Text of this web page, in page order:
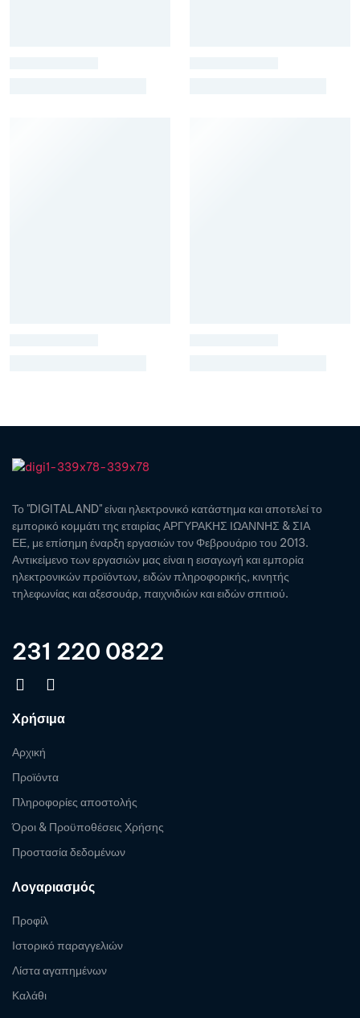
Το "DIGITALAND" είναι ηλεκτρονικό κατάστημα και αποτελεί το
εμπορικό κομμάτι της εταιρίας ΑΡΓΥΡΑΚΗΣ ΙΩΑΝΝΗΣ & ΣΙΑ
ΕΕ, με επίσημη έναρξη εργασιών τον Φεβρουάριο του 2013.
Αντικείμενο των εργασιών μας είναι η εισαγωγή και εμπορία
ηλεκτρονικών προϊόντων, ειδών πληροφορικής, κινητής
τηλεφωνίας και αξεσουάρ, παιχνιδιών και ειδών σπιτιού.
231 220 0822
Χρήσιμα
Αρχική
Προϊόντα
Πληροφορίες αποστολής
Όροι & Προϋποθέσεις Χρήσης
Προστασία δεδομένων
Λογαριασμός
Προφίλ
Ιστορικό παραγγελιών
Λίστα αγαπημένων
Καλάθι